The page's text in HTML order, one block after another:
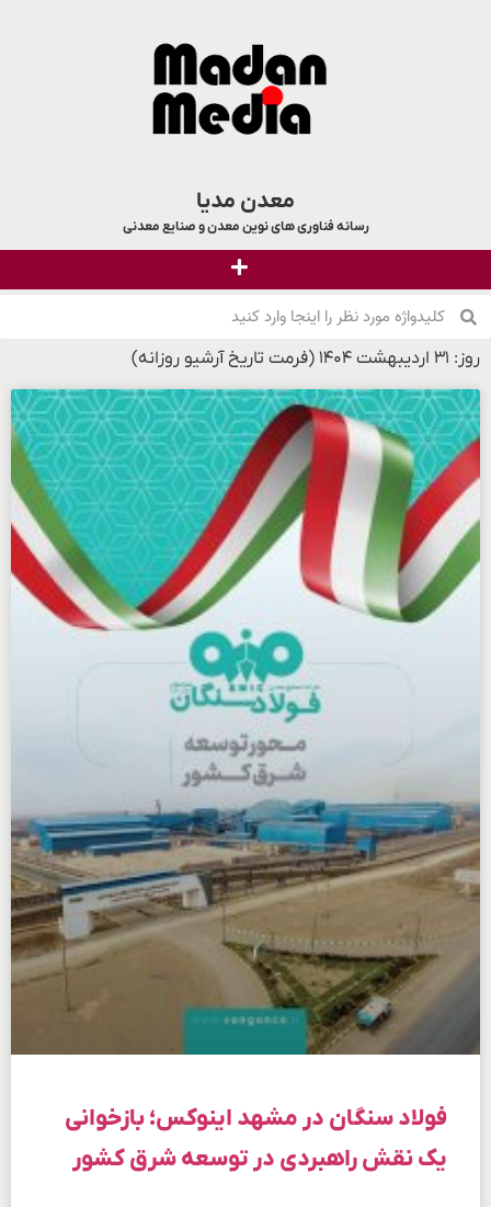
معدن مدیا
رسانه فناوری های نوین معدن و صنایع معدنی
روز: ۳۱ اردیبهشت ۱۴۰۴ (فرمت تاریخ آرشیو روزانه)
فولاد سنگان در مشهد اینوکس؛ بازخوانی
یک نقش راهبردی در توسعه شرق کشور